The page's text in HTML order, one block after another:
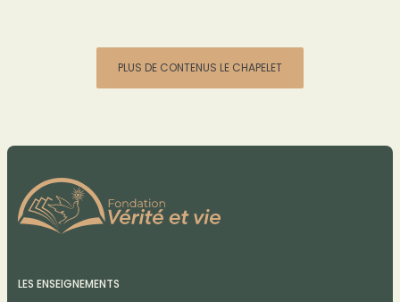
PLUS DE CONTENUS LE CHAPELET
LES ENSEIGNEMENTS